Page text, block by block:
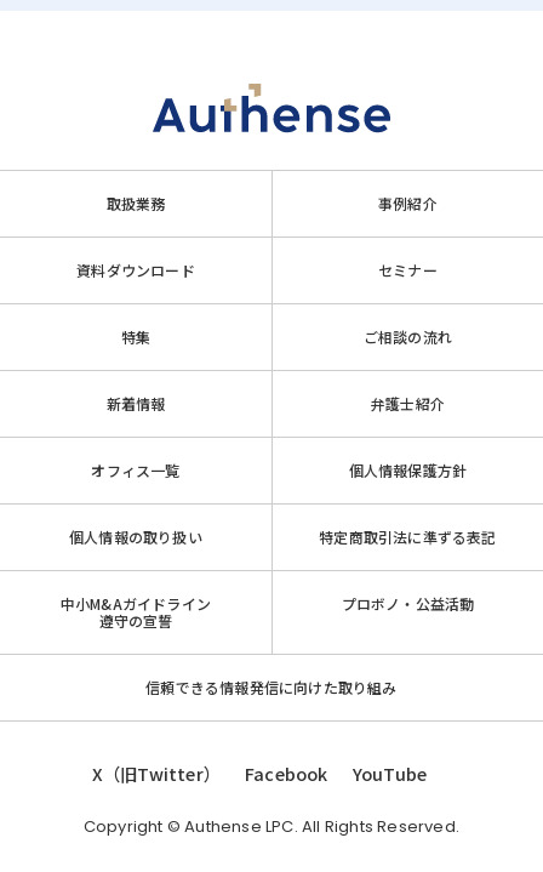
取扱業務 事例紹介
資料ダウンロード セミナー
特集 ご相談の流れ
新着情報 弁護士紹介
オフィス一覧 個人情報保護方針
個人情報の取り扱い 特定商取引法に準ずる表記
中小M&Aガイドライン
遵守の宣誓
プロボノ・公益活動
信頼できる情報発信に向けた取り組み
X（旧Twitter） Facebook YouTube
Copyright © Authense LPC. All Rights Reserved.